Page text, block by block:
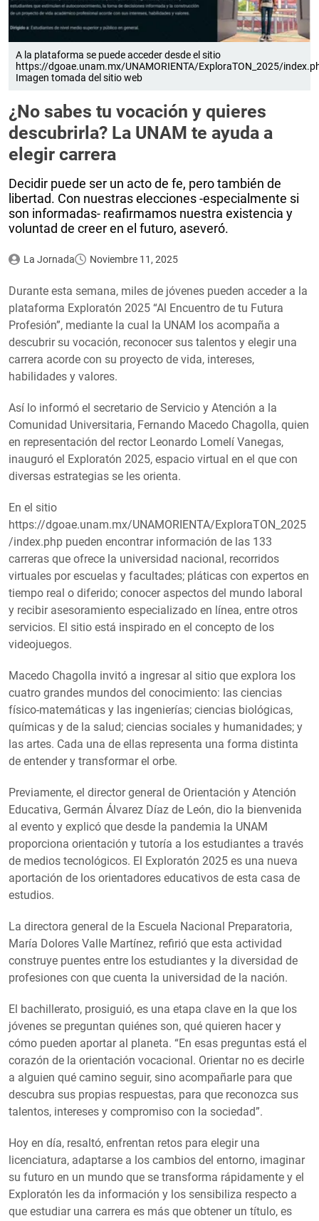
A la plataforma se puede acceder desde el sitio
https://dgoae.unam.mx/UNAMORIENTA/ExploraTON_2025/
Imagen tomada del sitio web
¿No sabes tu vocación y quieres
descubrirla? La UNAM te ayuda a
elegir carrera
Decidir puede ser un acto de fe, pero también de
libertad. Con nuestras elecciones -especialmente si
son informadas- reafirmamos nuestra existencia y
voluntad de creer en el futuro, aseveró.
La Jornada Noviembre 11, 2025
Durante esta semana, miles de jóvenes pueden acceder a la
plataforma Exploratón 2025 “Al Encuentro de tu Futura
Profesión”, mediante la cual la UNAM los acompaña a
descubrir su vocación, reconocer sus talentos y elegir una
carrera acorde con su proyecto de vida, intereses,
habilidades y valores.
Así lo informó el secretario de Servicio y Atención a la
Comunidad Universitaria, Fernando Macedo Chagolla, quien
en representación del rector Leonardo Lomelí Vanegas,
inauguró el Exploratón 2025, espacio virtual en el que con
diversas estrategias se les orienta.
En el sitio
https://dgoae.unam.mx/UNAMORIENTA/ExploraTON_2025
/index.php pueden encontrar información de las 133
carreras que ofrece la universidad nacional, recorridos
virtuales por escuelas y facultades; pláticas con expertos en
tiempo real o diferido; conocer aspectos del mundo laboral
y recibir asesoramiento especializado en línea, entre otros
servicios. El sitio está inspirado en el concepto de los
videojuegos.
Macedo Chagolla invitó a ingresar al sitio que explora los
cuatro grandes mundos del conocimiento: las ciencias
físico-matemáticas y las ingenierías; ciencias biológicas,
químicas y de la salud; ciencias sociales y humanidades; y
las artes. Cada una de ellas representa una forma distinta
de entender y transformar el orbe.
Previamente, el director general de Orientación y Atención
Educativa, Germán Álvarez Díaz de León, dio la bienvenida
al evento y explicó que desde la pandemia la UNAM
proporciona orientación y tutoría a los estudiantes a través
de medios tecnológicos. El Exploratón 2025 es una nueva
aportación de los orientadores educativos de esta casa de
estudios.
La directora general de la Escuela Nacional Preparatoria,
María Dolores Valle Martínez, refirió que esta actividad
construye puentes entre los estudiantes y la diversidad de
profesiones con que cuenta la universidad de la nación.
El bachillerato, prosiguió, es una etapa clave en la que los
jóvenes se preguntan quiénes son, qué quieren hacer y
cómo pueden aportar al planeta. “En esas preguntas está el
corazón de la orientación vocacional. Orientar no es decirle
a alguien qué camino seguir, sino acompañarle para que
descubra sus propias respuestas, para que reconozca sus
talentos, intereses y compromiso con la sociedad”.
Hoy en día, resaltó, enfrentan retos para elegir una
licenciatura, adaptarse a los cambios del entorno, imaginar
su futuro en un mundo que se transforma rápidamente y el
Exploratón les da información y los sensibiliza respecto a
que estudiar una carrera es más que obtener un título, es